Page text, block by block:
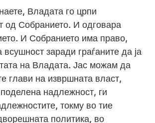
Владата го црпи
од Собранието. И одговара
И Собранието има право,
заради граѓаните да ја
на Владата. Јас можам да
глави на извршната власт,
поделена надлежност, ги
токму во тие
политика, во